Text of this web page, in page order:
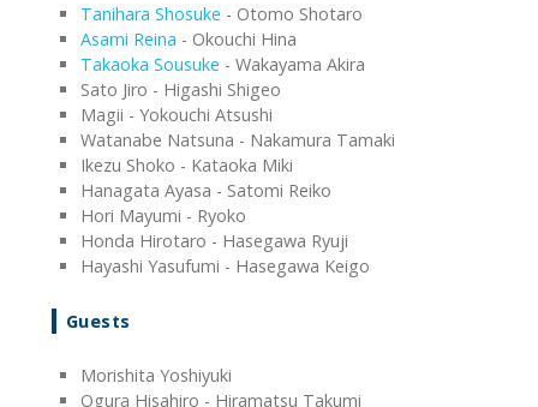
Tanihara Shosuke - Otomo Shotaro
Asami Reina - Okouchi Hina
Takaoka Sousuke - Wakayama Akira
Sato Jiro - Higashi Shigeo
Magii - Yokouchi Atsushi
Watanabe Natsuna - Nakamura Tamaki
Ikezu Shoko - Kataoka Miki
Hanagata Ayasa - Satomi Reiko
Hori Mayumi - Ryoko
Honda Hirotaro - Hasegawa Ryuji
Hayashi Yasufumi - Hasegawa Keigo
Guests
Morishita Yoshiyuki
Ogura Hisahiro - Hiramatsu Takumi